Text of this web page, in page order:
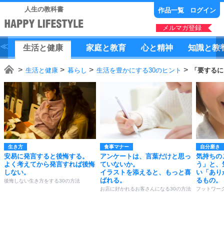
人生の教科書 作品一覧 ログイン
メルマガ登録
生活と健康 家庭と教育 心と精神 知識と教
生活と健康 暮らし 生活を豊かにする30のヒント 「要する
生き方
安易に発言すると後悔する。
よく考えてから発言すれば後悔
しない。
後悔しない生き方をする30の方法
食事マナー
アンケートは、言葉だけと思っ
ていないか。
イラストを添えると、もっと喜
ばれる。
お店に好かれるお客さんになる30の方法
自分磨き
気持ちの
う」と
い「あ
るもの。
フットワー